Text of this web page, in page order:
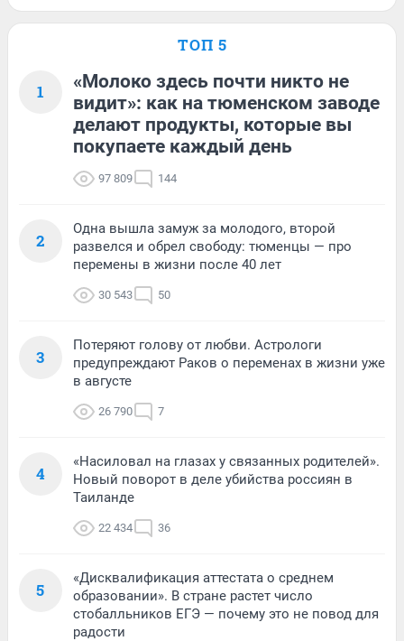
ТОП 5
1
«Молоко здесь почти никто не
видит»: как на тюменском заводе
делают продукты, которые вы
покупаете каждый день
97 809 144
2
Одна вышла замуж за молодого, второй
развелся и обрел свободу: тюменцы — про
перемены в жизни после 40 лет
30 543 50
3
Потеряют голову от любви. Астрологи
предупреждают Раков о переменах в жизни уже
в августе
26 790 7
4
«Насиловал на глазах у связанных родителей».
Новый поворот в деле убийства россиян в
Таиланде
22 434 36
5
«Дисквалификация аттестата о среднем
образовании». В стране растет число
стобалльников ЕГЭ — почему это не повод для
радости